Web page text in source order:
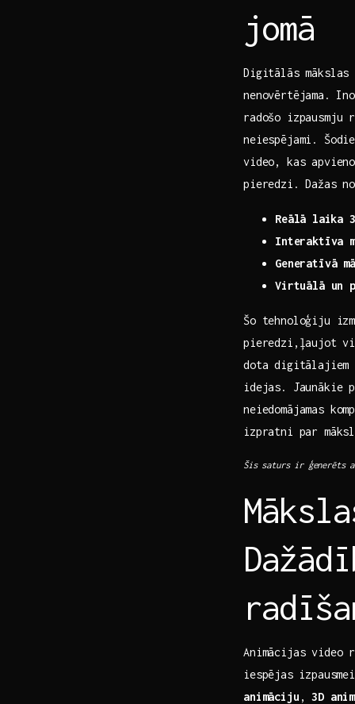
jomā
Digitālās
nenovērtējama.⁢
radošo
neiespējami.
video, kas
pieredzi. Dažas
Reālā ⁤laika
Interaktīva
Generatīvā
Virtuālā un
Šo tehnoloģiju
pieredzi,ļaujot
dota digitālajiem
idejas. Jaunākie
neiedomājamas
izpratni par
Šis saturs ir ģenerēts
Animācijas video
iespējas
animāciju ,3D